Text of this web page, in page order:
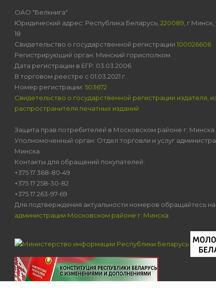
ОАО "Белкнига"
Юридический адрес: Республика Беларусь, 220089 ,
18
Свидетельство о государственной регистрации 100026606
Регистрирующий орган: Минский горисполком
Дата регистрации в ЕГР: 03.03.2006
В торговом реестре с 01.03.2021 г.
Номер регистрации: 503672
Свидетельство о государственной регистрации издателя,
распространителя печатных изданий
Защита прав потребителей в Московском районе г. Минска
Уполномоченный орган: Отдел торговли и услуг
Минска
Контакты для обращений покупателей:
+375 17 368-80-49
+375 17 258-30-82
+375 17 263-97-69
Для подтверждения актуальности номеров обращайтесь на
администрации Московском районе г. Минска